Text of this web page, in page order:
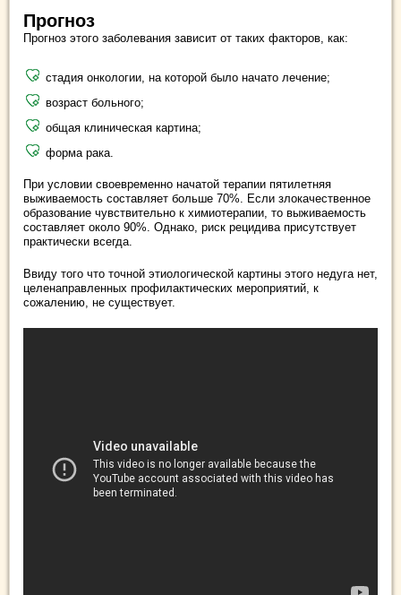
Прогноз
Прогноз этого заболевания зависит от таких факторов, как:
стадия онкологии, на которой было начато лечение;
возраст больного;
общая клиническая картина;
форма рака.
При условии своевременно начатой терапии пятилетняя
выживаемость составляет больше 70%. Если злокачественное
образование чувствительно к химиотерапии, то выживаемость
составляет около 90%. Однако, риск рецидива присутствует
практически всегда.
Ввиду того что точной этиологической картины этого недуга нет,
целенаправленных профилактических мероприятий, к
сожалению, не существует.